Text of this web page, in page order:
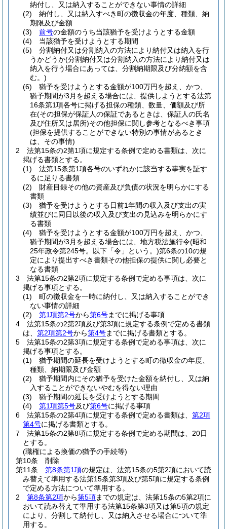
納付し、又は納入することができない事情の詳細
(2)
納付し、又は納入すべき町の徴収金の年度、種類、納
期限及び金額
(3)
前号の金額のうち当該猶予を受けようとする金額
(4)
当該猶予を受けようとする期間
(5)
分割納付又は分割納入の方法により納付又は納入を行
うかどうか(分割納付又は分割納入の方法により納付又は
納入を行う場合にあっては、分割納期限及び分納額を含
む。)
(6)
猶予を受けようとする金額が100万円を超え、かつ、
猶予期間が3月を超える場合には、提供しようとする法第
16条第1項各号に掲げる担保の種類、数量、価額及び所
在(その担保が保証人の保証であるときは、保証人の氏名
及び住所又は居所)その他担保に関し参考となるべき事項
(担保を提供することができない特別の事情があるとき
は、その事情)
2
法第15条の2第1項に規定する条例で定める書類は、次に
掲げる書類とする。
(1)
法第15条第1項各号のいずれかに該当する事実を証す
るに足りる書類
(2)
財産目録その他の資産及び負債の状況を明らかにする
書類
(3)
猶予を受けようとする日前1年間の収入及び支出の実
績並びに同日以後の収入及び支出の見込みを明らかにす
る書類
(4)
猶予を受けようとする金額が100万円を超え、かつ、
猶予期間が3月を超える場合には、地方税法施行令(昭和
25年政令第245号。以下「令」という。)第6条の10の規
定により提出すべき書類その他担保の提供に関し必要と
なる書類
3
法第15条の2第2項に規定する条例で定める事項は、次に
掲げる事項とする。
(1)
町の徴収金を一時に納付し、又は納入することができ
ない事情の詳細
(2)
第1項第2号から第6号までに掲げる事項
4
法第15条の2第2項及び第3項に規定する条例で定める書類
は、 第2項第2号から第4号までに掲げる書類とする。
5
法第15条の2第3項に規定する条例で定める事項は、次に
掲げる事項とする。
(1)
猶予期間の延長を受けようとする町の徴収金の年度、
種類、納期限及び金額
(2)
猶予期間内にその猶予を受けた金額を納付し、又は納
入することができないやむを得ない理由
(3)
猶予期間の延長を受けようとする期間
(4)
第1項第5号及び第6号に掲げる事項
6
法第15条の2第4項に規定する条例で定める書類は、 第2項
第4号に掲げる書類とする。
7
法第15条の2第8項に規定する条例で定める期間は、20日
とする。
(職権による換価の猶予の手続等)
第10条
削除
第11条
第8条第1項の規定は、法第15条の5第2項において読
み替えて準用する法第15条第3項及び第5項に規定する条例
で定める方法について準用する。
2
第8条第2項から第5項までの規定は、法第15条の5第2項に
おいて読み替えて準用する法第15条第3項又は第5項の規定
により、分割して納付し、又は納入させる場合について準
用する。